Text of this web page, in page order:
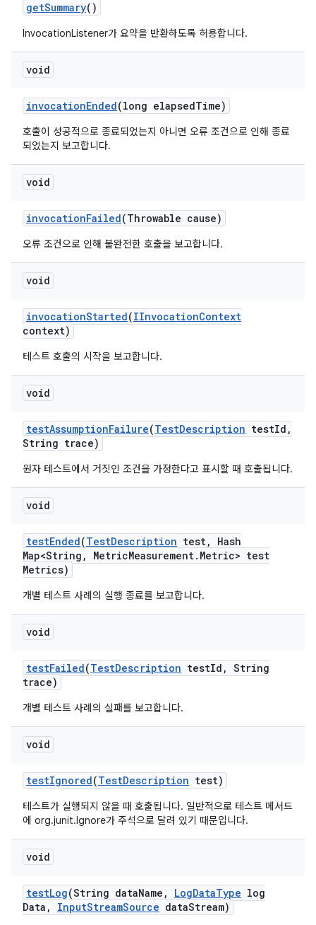
getSummary()
InvocationListener가 요약을 반환하도록 허용합니다.
void
invocationEnded(long elapsedTime)
호출이 성공적으로 종료되었는지 아니면 오류 조건으로 인해 종료
되었는지 보고합니다.
void
invocationFailed(Throwable cause)
오류 조건으로 인해 불완전한 호출을 보고합니다.
void
invocationStarted(IInvocationContext
context)
테스트 호출의 시작을 보고합니다.
void
testAssumptionFailure(TestDescription testId ,
String trace)
원자 테스트에서 거짓인 조건을 가정한다고 표시할 때 호출됩니다.
void
testEnded(TestDescription test,
Hash
Map<String , MetricMeasurement. Metric> test
Metrics)
개별 테스트 사례의 실행 종료를 보고합니다.
void
testFailed(TestDescription testId , String
trace)
개별 테스트 사례의 실패를 보고합니다.
void
testIgnored(TestDescription test)
테스트가 실행되지 않을 때 호출됩니다. 일반적으로 테스트 메서드
에 org.junit.Ignore가 주석으로 달려 있기 때문입니다.
void
testLog(String dataName , LogDataType log
Data , InputStreamSource dataStream)